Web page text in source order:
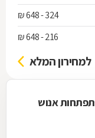
324 - 648 ₪
216 - 648 ₪
למחירון המלא
אנוש